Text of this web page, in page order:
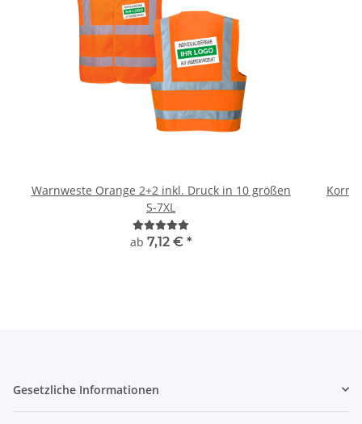
Warnweste Orange 2+2 inkl. Druck in 10 größen
S-7XL
ab 7,12 € *
Gesetzliche Informationen